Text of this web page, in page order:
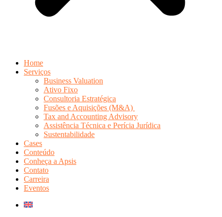
Home
Serviços
Business Valuation
Ativo Fixo
Consultoria Estratégica
Fusões e Aquisições (M&A)
Tax and Accounting Advisory
Assistência Técnica e Perícia Jurídica
Sustentabilidade
Cases
Conteúdo
Conheça a Apsis
Contato
Carreira
Eventos